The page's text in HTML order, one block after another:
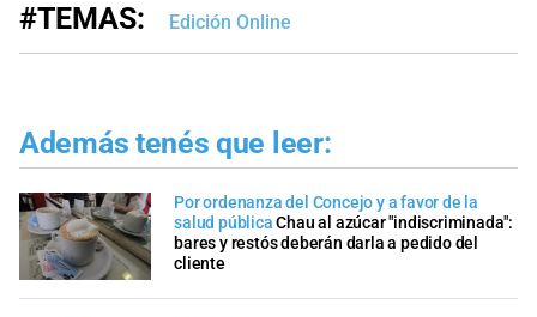
#TEMAS: Edición Online
Además tenés que leer:
Por ordenanza del Concejo y a favor de la
salud pública Chau al azúcar "indiscriminada":
bares y restós deberán darla a pedido del
cliente